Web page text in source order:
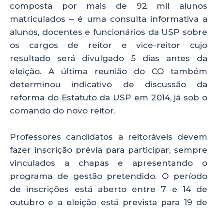
composta por mais de 92 mil alunos
matriculados – é uma consulta informativa a
alunos, docentes e funcionários da USP sobre
os cargos de reitor e vice-reitor cujo
resultado será divulgado 5 dias antes da
eleição. A última reunião do CO também
determinou indicativo de discussão da
reforma do Estatuto da USP em 2014, já sob o
comando do novo reitor.
Professores candidatos a reitoráveis devem
fazer inscrição prévia para participar, sempre
vinculados a chapas e apresentando o
programa de gestão pretendido. O período
de inscrições está aberto entre 7 e 14 de
outubro e a eleição está prevista para 19 de